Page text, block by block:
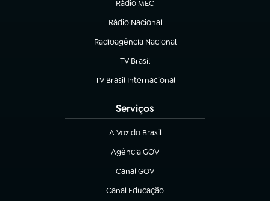
Rádio MEC
(abre em nova aba)
Rádio Nacional
Radioagência Nacional
(abre em nova aba)
TV Brasil
(abre em nova aba)
TV Brasil Internacional
(abre em nova aba)
Serviços
A Voz do Brasil
(abre em nova aba)
Agência GOV
(abre em nova aba)
Canal GOV
(abre em nova aba)
Canal Educação
(abre em nova aba)